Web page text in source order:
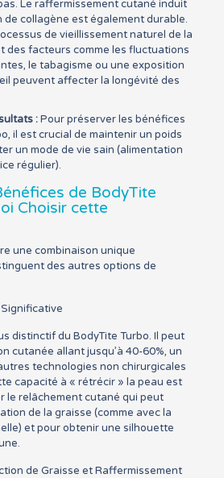
Le raffermissement cutané induit
de collagène est également durable.
de vieillissement naturel de la
des facteurs comme les fluctuations
le tabagisme ou une exposition
peuvent affecter la longévité des
:Pour préserver les bénéfices
il est crucial de maintenir un poids
un mode de vie sain (alimentation
régulier).
de BodyTite
Choisir cette
une combinaison unique
des autres options de
distinctif du BodyTite Turbo. Il peut
cutanée allant jusqu’à 40-60%, un
technologies non chirurgicales
capacité à « rétrécir » la peau est
le relâchement cutané qui peut
de la graisse (comme avec la
et pour obtenir une silhouette
de Graisse et Raffermissement